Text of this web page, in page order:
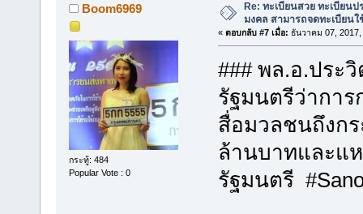
Boom6969
กระทู้: 484
Popular Vote : 0
Re: ทะเบียนสวย ทะเบียน
มงคล สามารถจดทะเบียน
« ตอบกลับ #7 เมื่อ: ธันวาคม 07,
### พล.อ.ประ
รัฐมนตรีว่ากา
สื่อมวลชนถึงก
ล้านบาทและแ
รัฐมนตรี